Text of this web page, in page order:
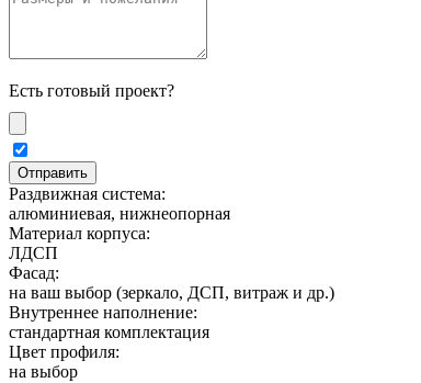
Есть готовый проект?
Раздвижная система:
алюминиевая, нижнеопорная
Материал корпуса:
ЛДСП
Фасад:
на ваш выбор (зеркало, ДСП, витраж и др.)
Внутреннее наполнение:
стандартная комплектация
Цвет профиля:
на выбор